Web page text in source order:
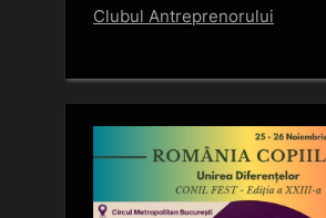
Clubul Antreprenorului